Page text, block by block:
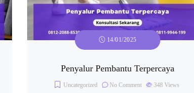
14/01/2025
Penyalur Pembantu Terpercaya
Uncategorized No Comment 348 Views